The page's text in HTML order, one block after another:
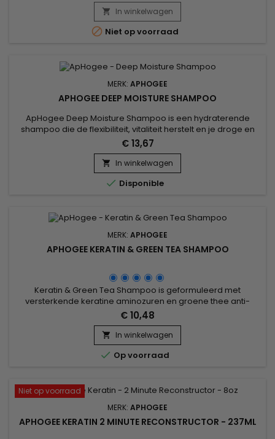
je haar zijn glans en soepelheid terug nadat het beschadigd
werd door chemische producten en door hitte.
 In winkelwagen
 Niet op voorraad
MERK: APHOGEE
APHOGEE DEEP MOISTURE SHAMPOO
ApHogee Deep Moisture Shampoo is een hydraterende
shampoo die de flexibiliteit, vitaliteit herstelt en je droge en
levenloze haar diep voedt ! Echt recept van zachtheid en
zachtheid voor normaal haar en droge hoofdhuid, het
hydrateert zonder te wegen dankzij een romige en lichte
textuur.&nbsp; Snel herwint het haar zijn optimale mate van
hydratatie,...
€ 13,67
 In winkelwagen
 Disponible
MERK: APHOGEE
APHOGEE KERATIN & GREEN TEA SHAMPOO
Keratin & Green Tea Shampoo is geformuleerd met
versterkende keratine aminozuren en groene thee anti-
oxidanten.&nbsp; Het wordt aanbevolen om de gezonde
conditie van delicate haartypes te behouden, inclusief fijn,
dof of gekleurd haar.&nbsp; Deze sulfaatvrije formule is
kleurveilig en reinigt zachtjes haar en hoofdhuid. Groene
thee-extract en ons...
€ 10,48
 In winkelwagen
 Op voorraad
Niet op voorraad
MERK: APHOGEE
APHOGEE KERATIN 2 MINUTE RECONSTRUCTOR - 237ML